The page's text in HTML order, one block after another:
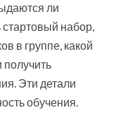
ли
набор,
в группе, какой
Эти детали
обучения.